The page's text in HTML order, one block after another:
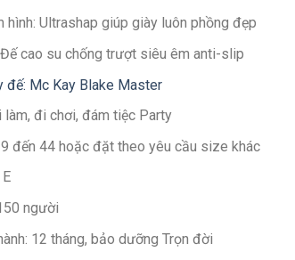
hình: Ultrashap giúp giày luôn phồng đẹp
cao su chống trượt siêu êm anti-slip
đế: Mc Kay Blake Master
làm, đi chơi, đám tiệc Party
đến 44 hoặc đặt theo yêu cầu size khác
người
12 tháng, bảo dưỡng Trọn đời